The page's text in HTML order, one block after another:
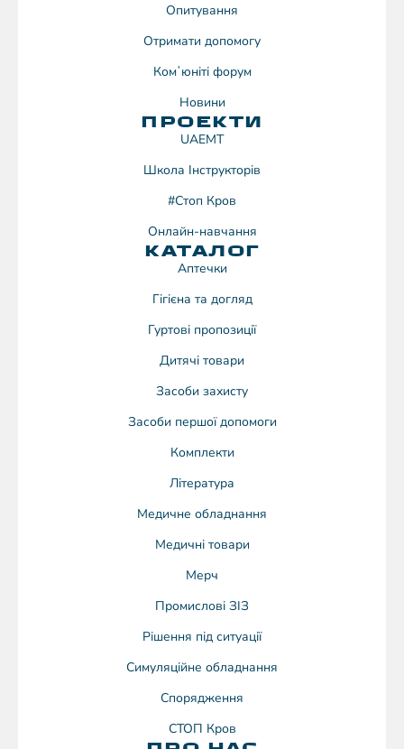
Опитування
Отримати допомогу
Комʼюніті форум
Новини
ПРОЕКТИ
UAEMT
Школа Інструкторів
#Стоп Кров
Онлайн-навчання
КАТАЛОГ
Аптечки
Гігієна та догляд
Гуртові пропозиції
Дитячі товари
Засоби захисту
Засоби першої допомоги
Комплекти
Література
Медичне обладнання
Медичні товари
Мерч
Промислові ЗІЗ
Рішення під ситуації
Симуляційне обладнання
Спорядження
СТОП Кров